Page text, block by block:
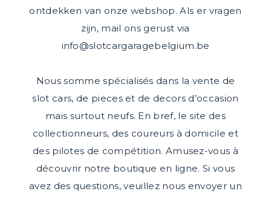
ontdekken van onze webshop. Als er vragen
zijn, mail ons gerust via
info@slotcargaragebelgium.be
Nous somme spécialisés dans la vente de
slot cars, de pieces et de decors d’occasion
mais surtout neufs. En bref, le site des
collectionneurs, des coureurs à domicile et
des pilotes de compétition. Amusez-vous à
découvrir notre boutique en ligne. Si vous
avez des questions, veuillez nous envoyer un